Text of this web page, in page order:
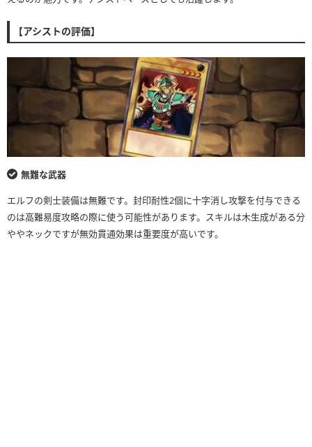
【アシストの評価】
無難な武器
エルフの剣士装備は無難です。封印耐性2個に十字消し攻撃を付与できる
のは高難易度攻略の際に使う可能性があります。スキルは木生成がある分
ややネックですが無効貫通効果は重要度が高いです。